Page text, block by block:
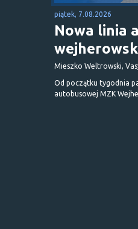
piątek, 7.08.2026
Nowa linia
Mieszko Weltrowski,
Od początku tygodnia
autobusowej MZK